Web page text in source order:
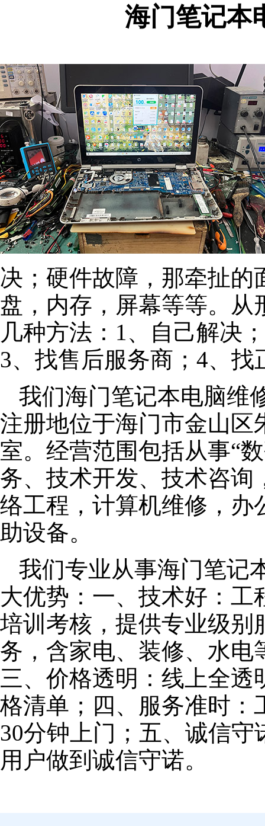
海门笔记本
决；硬件故障，那牵扯的
盘，内存，屏幕等等。从
几种方法：1、自己解决
3、找售后服务商；4、找
我们海门笔记本电脑维
注册地位于海门市金山区
室。经营范围包括从事“
务、技术开发、技术咨询
络工程，计算机维修，办
助设备。
我们专业从事海门笔记
大优势：一、技术好：
培训考核，提供专业级别
务，含家电、装修、水电
三、价格透明：线上全
格清单；四、服务准时：
30分钟上门；五、诚信
用户做到诚信守诺。